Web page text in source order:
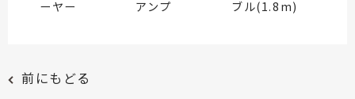
ーヤー アンプ ブル(1.8m)
前にもどる